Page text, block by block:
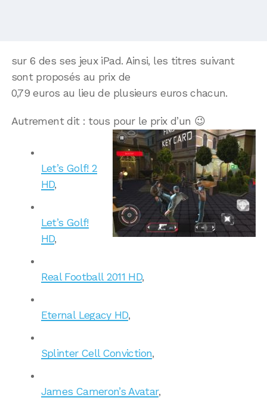
sur 6 des ses jeux iPad. Ainsi, les titres suivant
sont proposés au prix de
0,79 euros au lieu de plusieurs euros chacun.
Autrement dit : tous pour le prix d’un 😉
Let’s Golf! 2
HD,
Let’s Golf!
HD,
Real Football 2011 HD,
Eternal Legacy HD,
Splinter Cell Conviction,
James Cameron’s Avatar,